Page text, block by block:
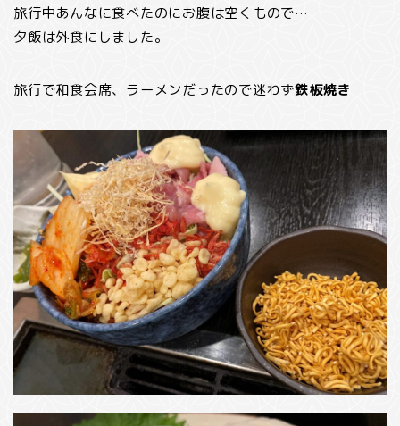
旅行中あんなに食べたのにお腹は空くもので…
夕飯は外食にしました。
旅行で和食会席、ラーメンだったので迷わず鉄板焼き